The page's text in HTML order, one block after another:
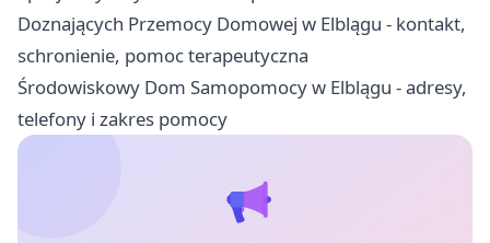
Doznających Przemocy Domowej w Elblągu - kontakt,
schronienie, pomoc terapeutyczna
Środowiskowy Dom Samopomocy w Elblągu - adresy,
telefony i zakres pomocy